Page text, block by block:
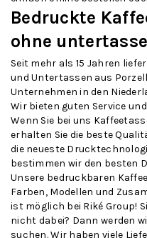
Bedruckte
ohne
Seit mehr als 15 Jahren
und Untertassen aus
Unternehmen in den
Wir bieten guten Service
Wenn Sie bei uns
erhalten Sie die beste
die neueste
bestimmen wir den besten
Unsere bedruckbaren
Farben, Modellen und
ist möglich bei Riké Group!
nicht dabei? Dann werden
suchen. Wir haben viele